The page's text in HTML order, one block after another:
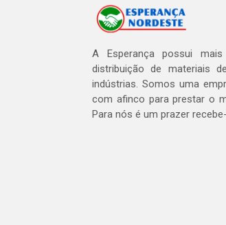
A Esperança possui
distribuição de materiais
indústrias. Somos uma
com afinco para prestar o
Para nós é um prazer